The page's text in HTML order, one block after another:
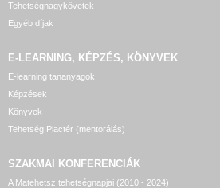
Tehetségnagykövetek
Egyéb díjak
E-LEARNING, KÉPZÉS, KÖNYVEK
E-learning tananyagok
Képzések
Könyvek
Tehetség Piactér (mentorálás)
SZAKMAI KONFERENCIÁK
A Matehetsz tehetségnapjai (2010 - 2024)